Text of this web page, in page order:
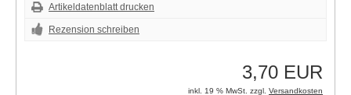
Artikeldatenblatt drucken
Rezension schreiben
3,70 EUR
inkl. 19 % MwSt. zzgl. Versandkosten